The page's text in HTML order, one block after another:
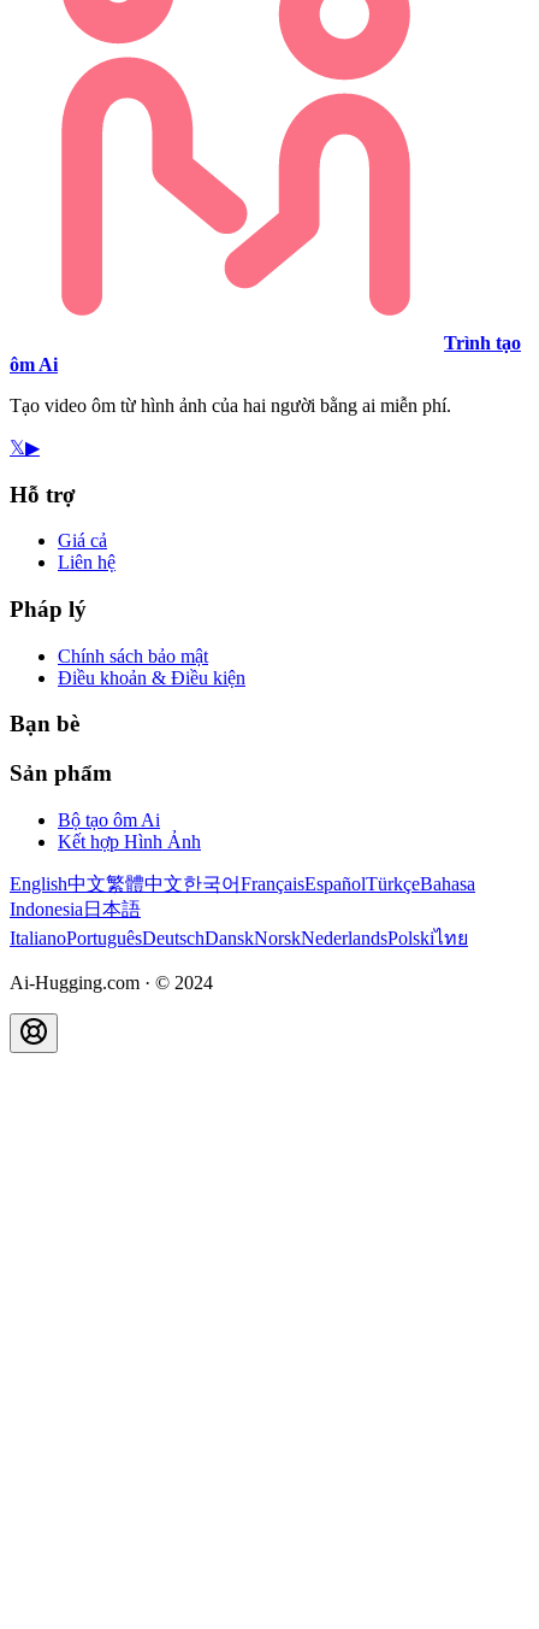
Trình tạo
ôm Ai
Tạo video ôm từ hình ảnh của hai người bằng ai miễn phí.
𝕏▶
Hỗ trợ
Giá cả
Liên hệ
Pháp lý
Chính sách bảo mật
Điều khoản & Điều kiện
Bạn bè
Sản phẩm
Bộ tạo ôm Ai
Kết hợp Hình Ảnh
English中文繁體中文한국어FrançaisEspañolTürkçeBahasa
Indonesia 日本語
ItalianoPortuguêsDeutschDanskNorskNederlandsPolskiไทย
Ai-Hugging.com · © 2024